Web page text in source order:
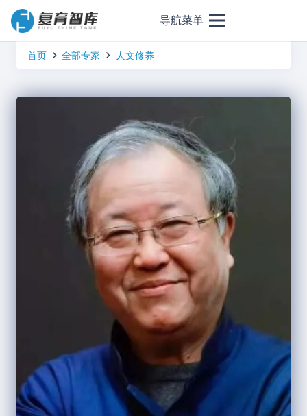
导航菜单
首页 全部专家 人文修养